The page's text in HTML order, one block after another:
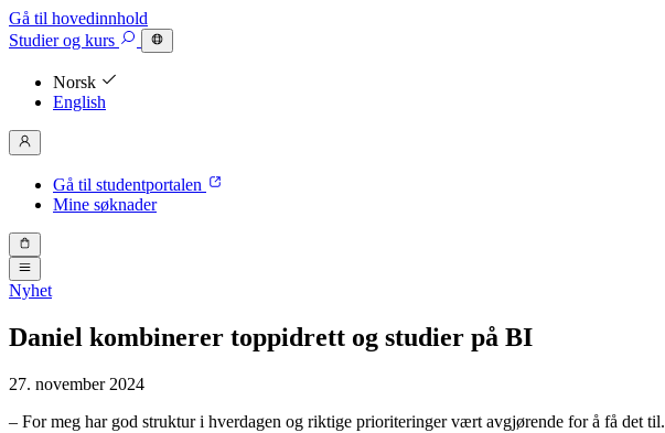
Gå til hovedinnhold
Studierog kurs
Norsk
English
Gå til studentportalen
Mine søknader
Nyhet
Daniel kombinerer toppidrett og studier på BI
27. november 2024
– For meg har god struktur i hverdagen og riktige prioriteringer vært avgjørende for å få det til.